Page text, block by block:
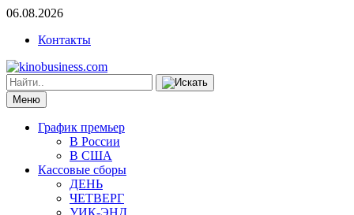
06.08.2026
Контакты
Меню
График премьер
В России
В США
Кассовые сборы
ДЕНЬ
ЧЕТВЕРГ
УИК-ЭНД